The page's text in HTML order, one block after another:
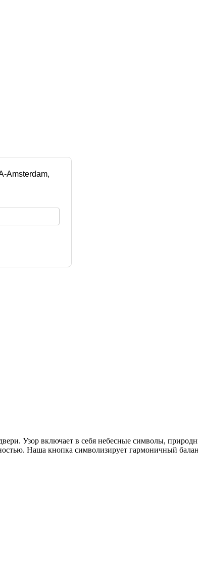
Amsterdam,
Узор включает в себя небесные символы,
Наша кнопка символизирует гармоничный